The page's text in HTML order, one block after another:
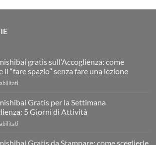
gratis sull’Accoglienza: come
il “fare spazio” senza fare una lezione
Kamishibai
gratis
sull’Accoglienza:
il
Gratis per la Settimana
5 Giorni di Attività
Kamishibai
Gratis da Stampare: come sceglierle